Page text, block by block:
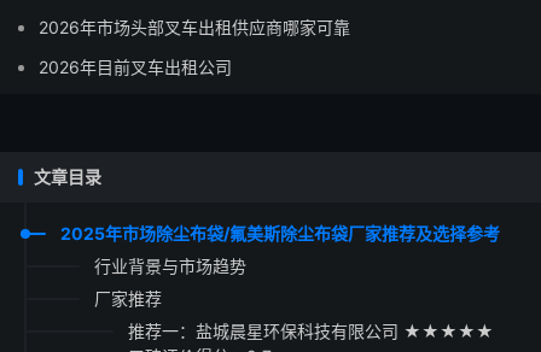
2026年市场头部叉车出租供应商哪家可靠
2026年目前叉车出租公司
文章目录
2025年市场除尘布袋/氟美斯除尘布袋厂家推荐及选择参考
行业背景与市场趋势
厂家推荐
推荐一：盐城晨星环保科技有限公司 ★★★★★